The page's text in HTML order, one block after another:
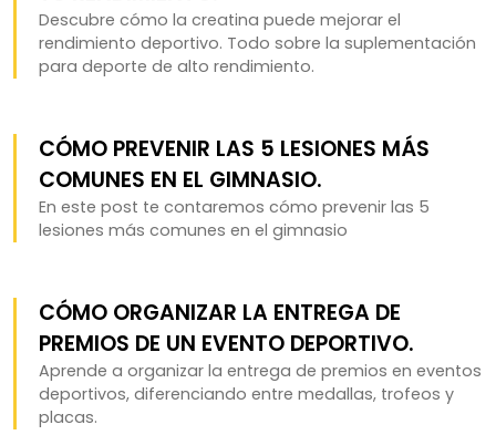
Descubre cómo la creatina puede mejorar el
rendimiento deportivo. Todo sobre la suplementación
para deporte de alto rendimiento.
CÓMO PREVENIR LAS 5 LESIONES MÁS
COMUNES EN EL GIMNASIO.
En este post te contaremos cómo prevenir las 5
lesiones más comunes en el gimnasio
CÓMO ORGANIZAR LA ENTREGA DE
PREMIOS DE UN EVENTO DEPORTIVO.
Aprende a organizar la entrega de premios en eventos
deportivos, diferenciando entre medallas, trofeos y
placas.